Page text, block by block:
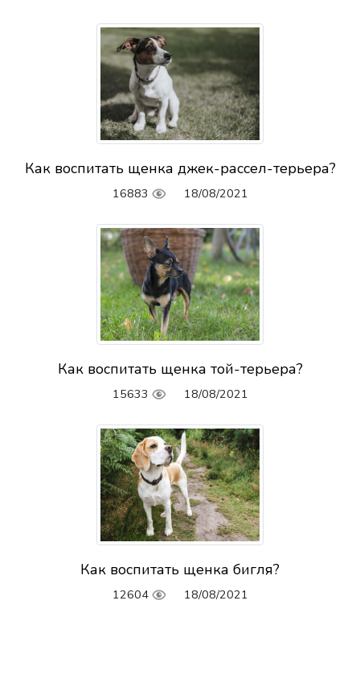
Как воспитать щенка джек-рассел-терьера?
16883 18/08/2021
Как воспитать щенка той-терьера?
15633 18/08/2021
Как воспитать щенка бигля?
12604 18/08/2021